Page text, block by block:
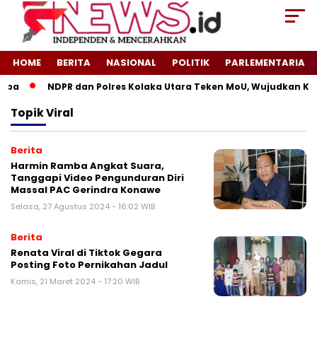
HOME BERITA NASIONAL POLITIK PARLEMENTARIA
NDPR dan Polres Kolaka Utara Teken MoU, Wujudkan
TopikViral
Berita
Harmin Ramba Angkat Suara,
Tanggapi Video Pengunduran Diri
Massal PAC Gerindra Konawe
Selasa, 27 Agustus 2024 - 16:02 WIB
Berita
Renata Viral di Tiktok Gegara
Posting Foto Pernikahan Jadul
Kamis, 21 Maret 2024 - 17:20 WIB